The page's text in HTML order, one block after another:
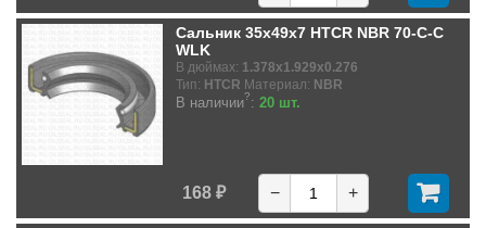
Сальник 35x49x7 HTCR NBR 70-C-C
WLK
В дюймах: 1.378x1.929x0.276
Тип: HTCR Материал: NBR
В наличии?: 20 шт.
168 ₽ − +